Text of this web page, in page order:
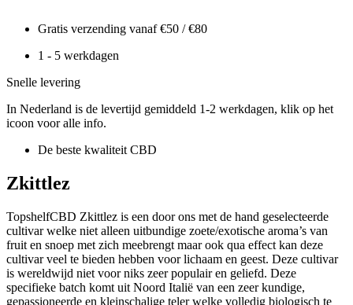
Gratis verzending vanaf €50 / €80
1 - 5 werkdagen
Snelle levering
In Nederland is de levertijd gemiddeld 1-2 werkdagen, klik op het
icoon voor alle info.
De beste kwaliteit CBD
Zkittlez
TopshelfCBD Zkittlez is een door ons met de hand geselecteerde
cultivar welke niet alleen uitbundige zoete/exotische aroma’s van
fruit en snoep met zich meebrengt maar ook qua effect kan deze
cultivar veel te bieden hebben voor lichaam en geest. Deze cultivar
is wereldwijd niet voor niks zeer populair en geliefd. Deze
specifieke batch komt uit Noord Italië van een zeer kundige,
gepassioneerde en kleinschalige teler welke volledig biologisch te